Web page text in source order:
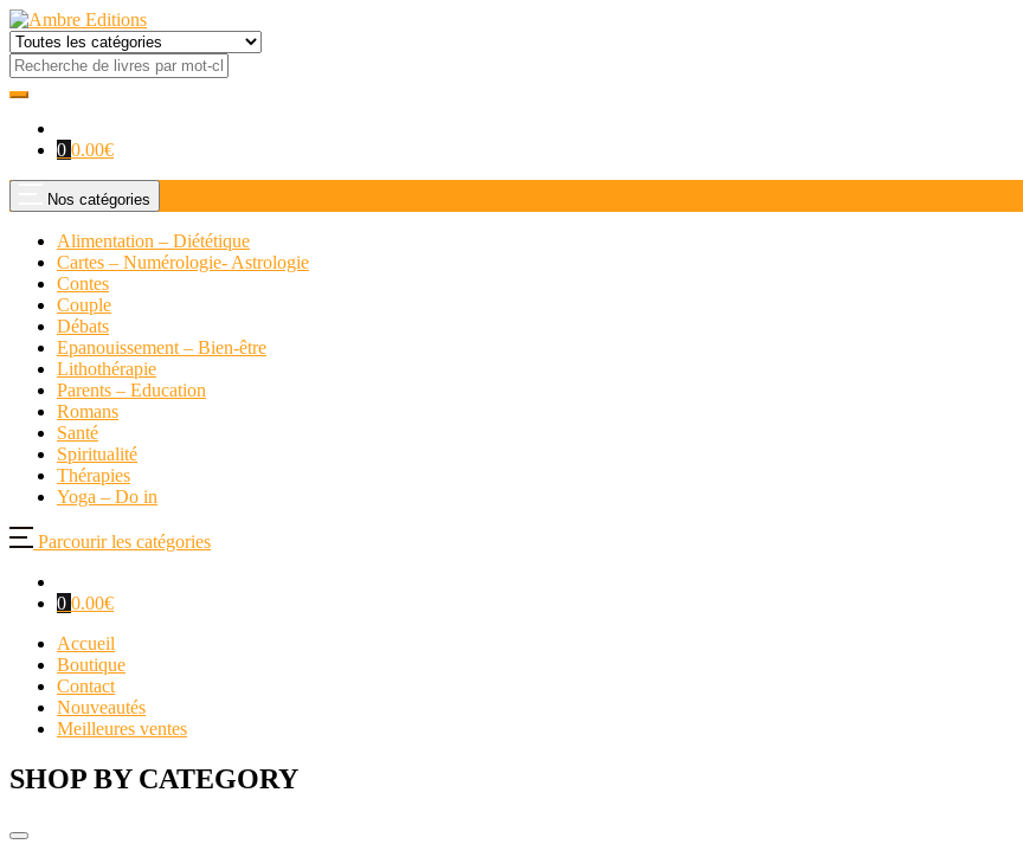
0 0.00€
Nos catégories
Alimentation – Diététique
Cartes – Numérologie- Astrologie
Contes
Couple
Débats
Epanouissement – Bien-être
Lithothérapie
Parents – Education
Romans
Santé
Spiritualité
Thérapies
Yoga – Do in
Parcourir les catégories
0 0.00€
Accueil
Boutique
Contact
Nouveautés
Meilleures ventes
SHOP BY CATEGORY